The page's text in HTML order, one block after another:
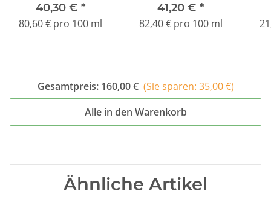
40,30 € *
80,60 € pro 100 ml
41,20 € *
82,40 € pro 100 ml
Gesamtpreis: 160,00 € (Sie sparen: 35,00 €)
Alle in den Warenkorb
Ähnliche Artikel